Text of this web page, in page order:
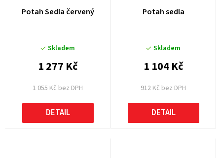
Potah Sedla červený
Skladem
1 055 Kč bez DPH
1 277 Kč
DETAIL
Potah sedla
Skladem
912 Kč bez DPH
1 104 Kč
DETAIL